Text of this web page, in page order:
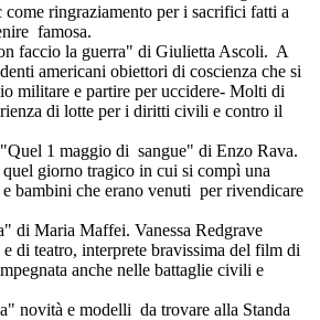
ringraziamento per i sacrifici fatti a
famosa.
faccio la guerra" di Giulietta Ascoli. A
americani obiettori di coscienza che si
militare e partire per uccidere- Molti di
di lotte per i diritti civili e contro il
1 maggio di sangue" di Enzo Rava.
quel giorno tragico in cui si compì una
bambini che erano venuti per rivendicare
di Maria Maffei. Vanessa Redgrave
di teatro, interprete bravissima del film di
anche nelle battaglie civili e
novità e modelli da trovare alla Standa